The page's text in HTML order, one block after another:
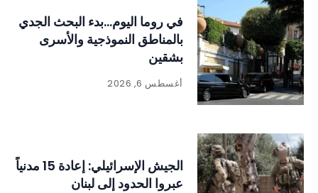
في روما اليوم…بدء البحث الجدي
بالمناطق النموذجية والأسرى
بشقين
أغسطس 6, 2026
الجيش الإسرائيلي: إعادة 15 مدنياً
عبروا الحدود إلى لبنان